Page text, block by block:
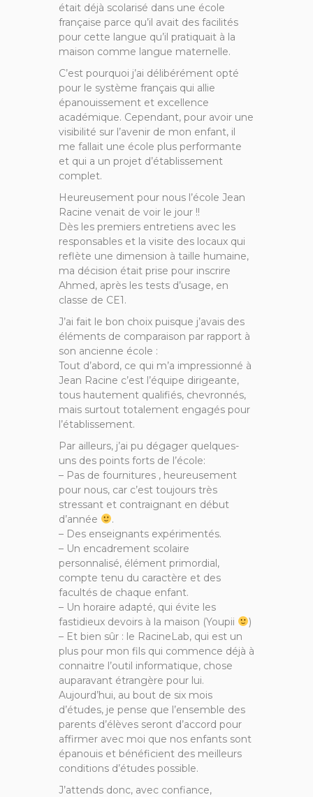
était déjà scolarisé dans une école
française parce qu’il avait des facilités
pour cette langue qu’il pratiquait à la
maison comme langue maternelle.
C’est pourquoi j’ai délibérément opté
pour le système français qui allie
épanouissement et excellence
académique. Cependant, pour avoir une
visibilité sur l’avenir de mon enfant, il
me fallait une école plus performante
et qui a un projet d’établissement
complet.
Heureusement pour nous l’école Jean
Racine venait de voir le jour !!
Dès les premiers entretiens avec les
responsables et la visite des locaux qui
reflète une dimension à taille humaine,
ma décision était prise pour inscrire
Ahmed, après les tests d’usage, en
classe de CE1.
J’ai fait le bon choix puisque j’avais des
éléments de comparaison par rapport à
son ancienne école :
Tout d’abord, ce qui m’a impressionné à
Jean Racine c’est l’équipe dirigeante,
tous hautement qualifiés, chevronnés,
mais surtout totalement engagés pour
l’établissement.
Par ailleurs, j’ai pu dégager quelques-
uns des points forts de l’école:
– Pas de fournitures , heureusement
pour nous, car c’est toujours très
stressant et contraignant en début
d’année
.
– Des enseignants expérimentés.
– Un encadrement scolaire
personnalisé, élément primordial,
compte tenu du caractère et des
facultés de chaque enfant.
– Un horaire adapté, qui évite les
fastidieux devoirs à la maison (Youpii
)
– Et bien sûr : le RacineLab, qui est un
plus pour mon fils qui commence déjà à
connaitre l’outil informatique, chose
auparavant étrangère pour lui.
Aujourd’hui, au bout de six mois
d’études, je pense que l’ensemble des
parents d’élèves seront d’accord pour
affirmer avec moi que nos enfants sont
épanouis et bénéficient des meilleurs
conditions d’études possible.
J’attends donc, avec confiance,